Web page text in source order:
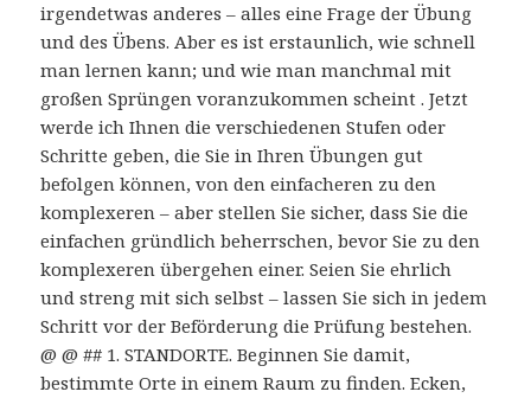
irgendetwas anderes – alles eine Frage der Übung
und des Übens. Aber es ist erstaunlich, wie schnell
man lernen kann; und wie man manchmal mit
großen Sprüngen voranzukommen scheint . Jetzt
werde ich Ihnen die verschiedenen Stufen oder
Schritte geben, die Sie in Ihren Übungen gut
befolgen können, von den einfacheren zu den
komplexeren – aber stellen Sie sicher, dass Sie die
einfachen gründlich beherrschen, bevor Sie zu den
komplexeren übergehen einer. Seien Sie ehrlich
und streng mit sich selbst – lassen Sie sich in jedem
Schritt vor der Beförderung die Prüfung bestehen.
@ @ ## 1. STANDORTE. Beginnen Sie damit,
bestimmte Orte in einem Raum zu finden. Ecken,